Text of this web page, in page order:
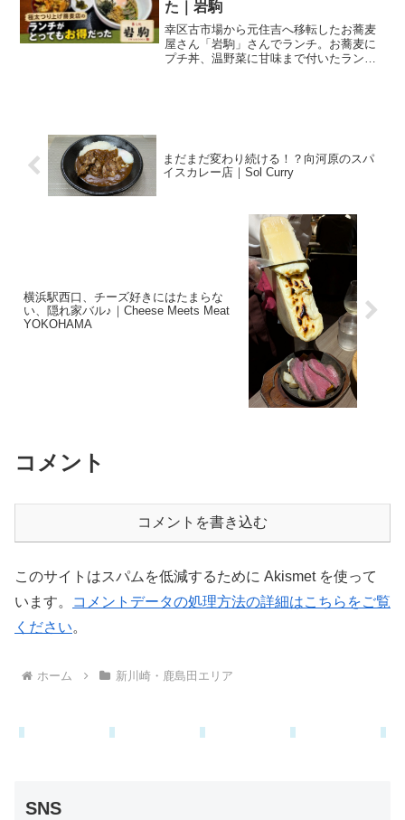
た｜岩駒
幸区古市場から元住吉へ移転したお蕎麦
屋さん「岩駒」さんでランチ。お蕎麦に
プチ丼、温野菜に甘味まで付いたランチ
まだまだ変わり続ける！？向河原のスパ
イスカレー店｜Sol Curry
横浜駅西口、チーズ好きにはたまらな
い、隠れ家バル♪｜Cheese Meets Meat
YOKOHAMA
コメント
コメントを書き込む
このサイトはスパムを低減するために Akismet を使って
います。
コメントデータの処理方法の詳細はこちらをご覧
ください。
ホーム 新川崎・鹿島田エリア
SNS